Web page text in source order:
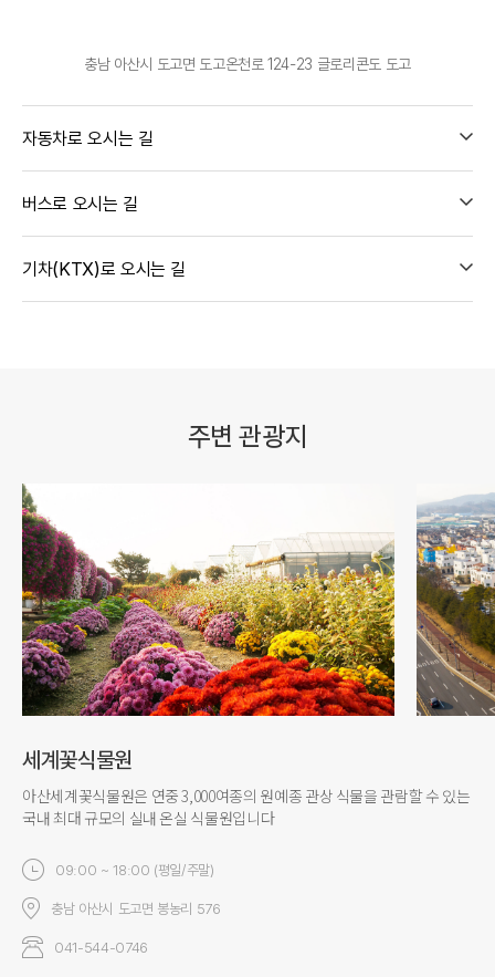
충남 아산시 도고면 도고온천로 124-23 글로리콘도 도고
자동차로 오시는 길
버스로 오시는 길
기차(KTX)로 오시는 길
주변 관광지
세계꽃식물원
아산세계꽃식물원은 연중 3,000여종의 원예종 관상 식물을 관람할 수 있는
국내 최대 규모의 실내 온실 식물원입니다
09:00 ~ 18:00 (평일/주말)
충남 아산시 도고면 봉농리 576
041-544-0746